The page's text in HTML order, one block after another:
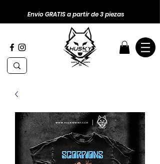
Envio GRATIS a partir de 3 piezas